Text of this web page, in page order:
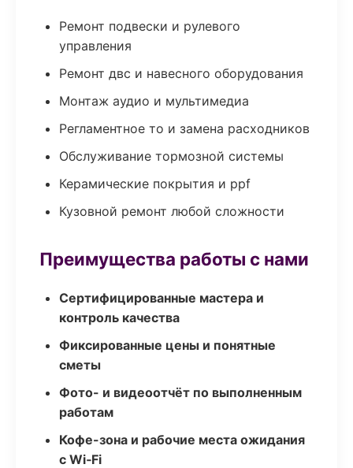
Ремонт подвески и рулевого
управления
Ремонт двс и навесного оборудования
Монтаж аудио и мультимедиа
Регламентное то и замена расходников
Обслуживание тормозной системы
Керамические покрытия и ppf
Кузовной ремонт любой сложности
Преимущества работы с нами
Сертифицированные мастера и
контроль качества
Фиксированные цены и понятные
сметы
Фото- и видеоотчёт по выполненным
работам
Кофе-зона и рабочие места ожидания
с Wi‑Fi